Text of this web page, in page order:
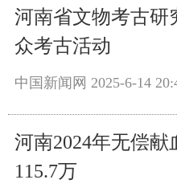
河南省文物考古研
众考古活动
中国新闻网 2025-6-14
河南2024年无偿献
115.7万